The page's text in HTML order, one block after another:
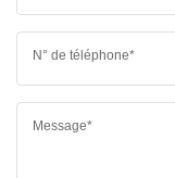
N° de téléphone*
Message*